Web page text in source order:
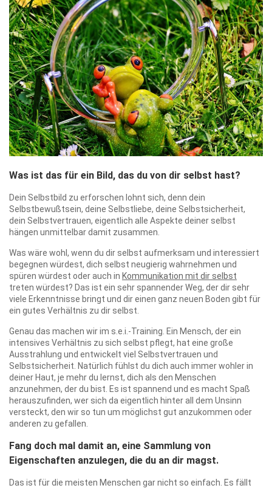
Was ist das für ein Bild, das du von dir selbst hast?
Dein Selbstbild zu erforschen lohnt sich, denn dein
Selbstbewußtsein, deine Selbstliebe, deine Selbstsicherheit,
dein Selbstvertrauen, eigentlich alle Aspekte deiner selbst
hängen unmittelbar damit zusammen.
Was wäre wohl, wenn du dir selbst aufmerksam und interessiert
begegnen würdest, dich selbst neugierig wahrnehmen und
spüren würdest oder auch in Kommunikation mit dir selbst
treten würdest? Das ist ein sehr spannender Weg, der dir sehr
viele Erkenntnisse bringt und dir einen ganz neuen Boden gibt für
ein gutes Verhältnis zu dir selbst.
Genau das machen wir im s.e.i.-Training. Ein Mensch, der ein
intensives Verhältnis zu sich selbst pflegt, hat eine große
Ausstrahlung und entwickelt viel Selbstvertrauen und
Selbstsicherheit. Natürlich fühlst du dich auch immer wohler in
deiner Haut, je mehr du lernst, dich als den Menschen
anzunehmen, der du bist. Es ist spannend und es macht Spaß
herauszufinden, wer sich da eigentlich hinter all dem Unsinn
versteckt, den wir so tun um möglichst gut anzukommen oder
anderen zu gefallen.
Fang doch mal damit an, eine Sammlung von
Eigenschaften anzulegen, die du an dir magst.
Das ist für die meisten Menschen gar nicht so einfach. Es fällt